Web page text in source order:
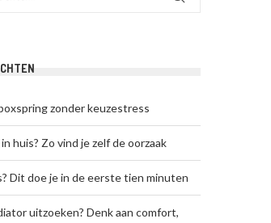
zonder keuzestress
huis? Zo vind je zelf de oorzaak
Dit doe je in de eerste tien minuten
uitzoeken? Denk aan comfort,